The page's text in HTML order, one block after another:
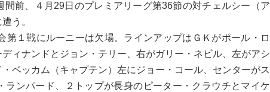
前、４月29日のプレミアリーグ第36節の対チェルシー（ア
う。
１戦にルーニーは欠場。ラインアップはＧＫがポール・ロ
ィナンドとジョン・テリー、右がガリー・ネビル、左がアシ
ベッカム（キャプテン）左にジョー・コール、センターがス
ランパード、２トップが長身のピーター・クラウチとマイケ